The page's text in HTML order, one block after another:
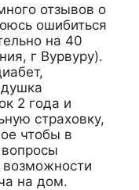
отзывов о
ошибиться
на 40
г Вурвуру).
2 года и
страховку,
чтобы в
на дом.